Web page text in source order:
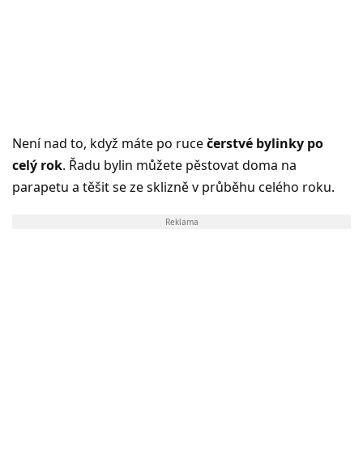
Není nad to, když máte po rucečerstvé bylinky po
celý rok. Řadu bylin můžete pěstovat doma na
parapetu a těšit se ze sklizně v průběhu celého roku.
Reklama